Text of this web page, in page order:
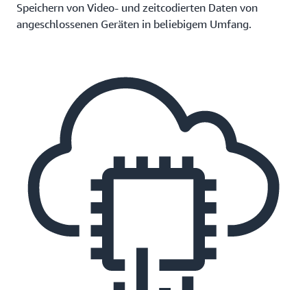
Speichern von Video- und zeitcodierten Daten von
angeschlossenen Geräten in beliebigem Umfang.